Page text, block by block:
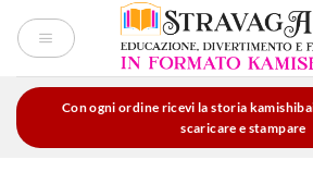
Con ogni ordine ricevi la storia
scaricare e stampare